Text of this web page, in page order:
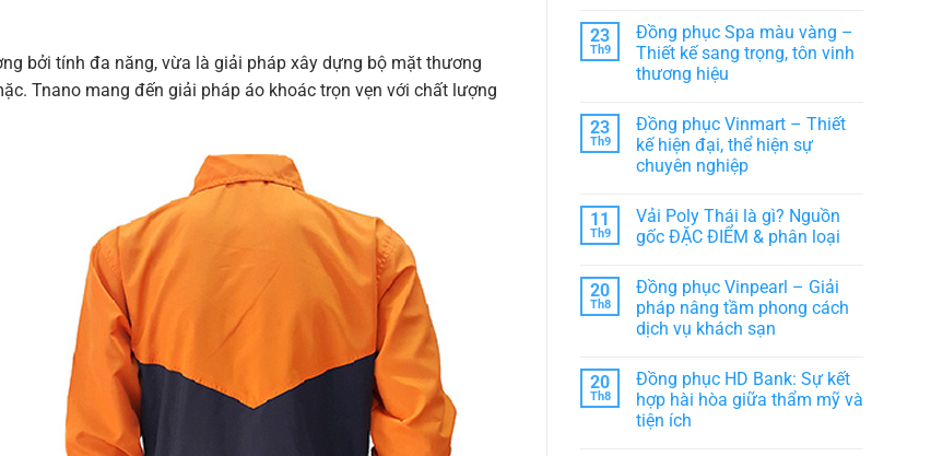
bởi tính đa năng, vừa là giải pháp xây dựng bộ mặt thương
Tnano mang đến giải pháp áo khoác trọn vẹn với chất lượng
Lựa
chọn
hoàn
hảo
thể
đẹp:
Đồng
phục
thời
trang
Lớp,
CLB
bình
luận
Đồng
Nguyên
Legend
–
Biểu
tượng
cà
phê
Việt
23
Th9
Đồng phục Spa màu vàng –
Thiết kế sang trọng, tôn vinh
thương hiệu
bình
luận
ở
Đồng
màu
vàng
–
sang
trọng,
tôn
vinh
thương
23
Th9
Đồng phục Vinmart – Thiết
kế hiện đại, thể hiện sự
chuyên nghiệp
bình
luận
ở
Vinmart
–
Thiết
kế
thể
hiện
sự
chuyên
nghiệp
11
Th9
Vải Poly Thái là gì? Nguồn
gốc ĐẶC ĐIỂM & phân loại
bình
luận
ở
Vải
là
gì?
Nguồn
gốc
ĐẶC
20
Th8
Đồng phục Vinpearl – Giải
pháp nâng tầm phong cách
dịch vụ khách sạn
bình
luận
ở
Đồng
20
Th8
Đồng phục HD Bank: Sự kết
hợp hài hòa giữa thẩm mỹ và
tiện ích